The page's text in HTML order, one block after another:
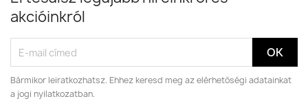
akcióinkról
Bármikor leiratkozhatsz. Ehhez keresd meg az elérhetőségi adatainkat
a jogi nyilatkozatban.